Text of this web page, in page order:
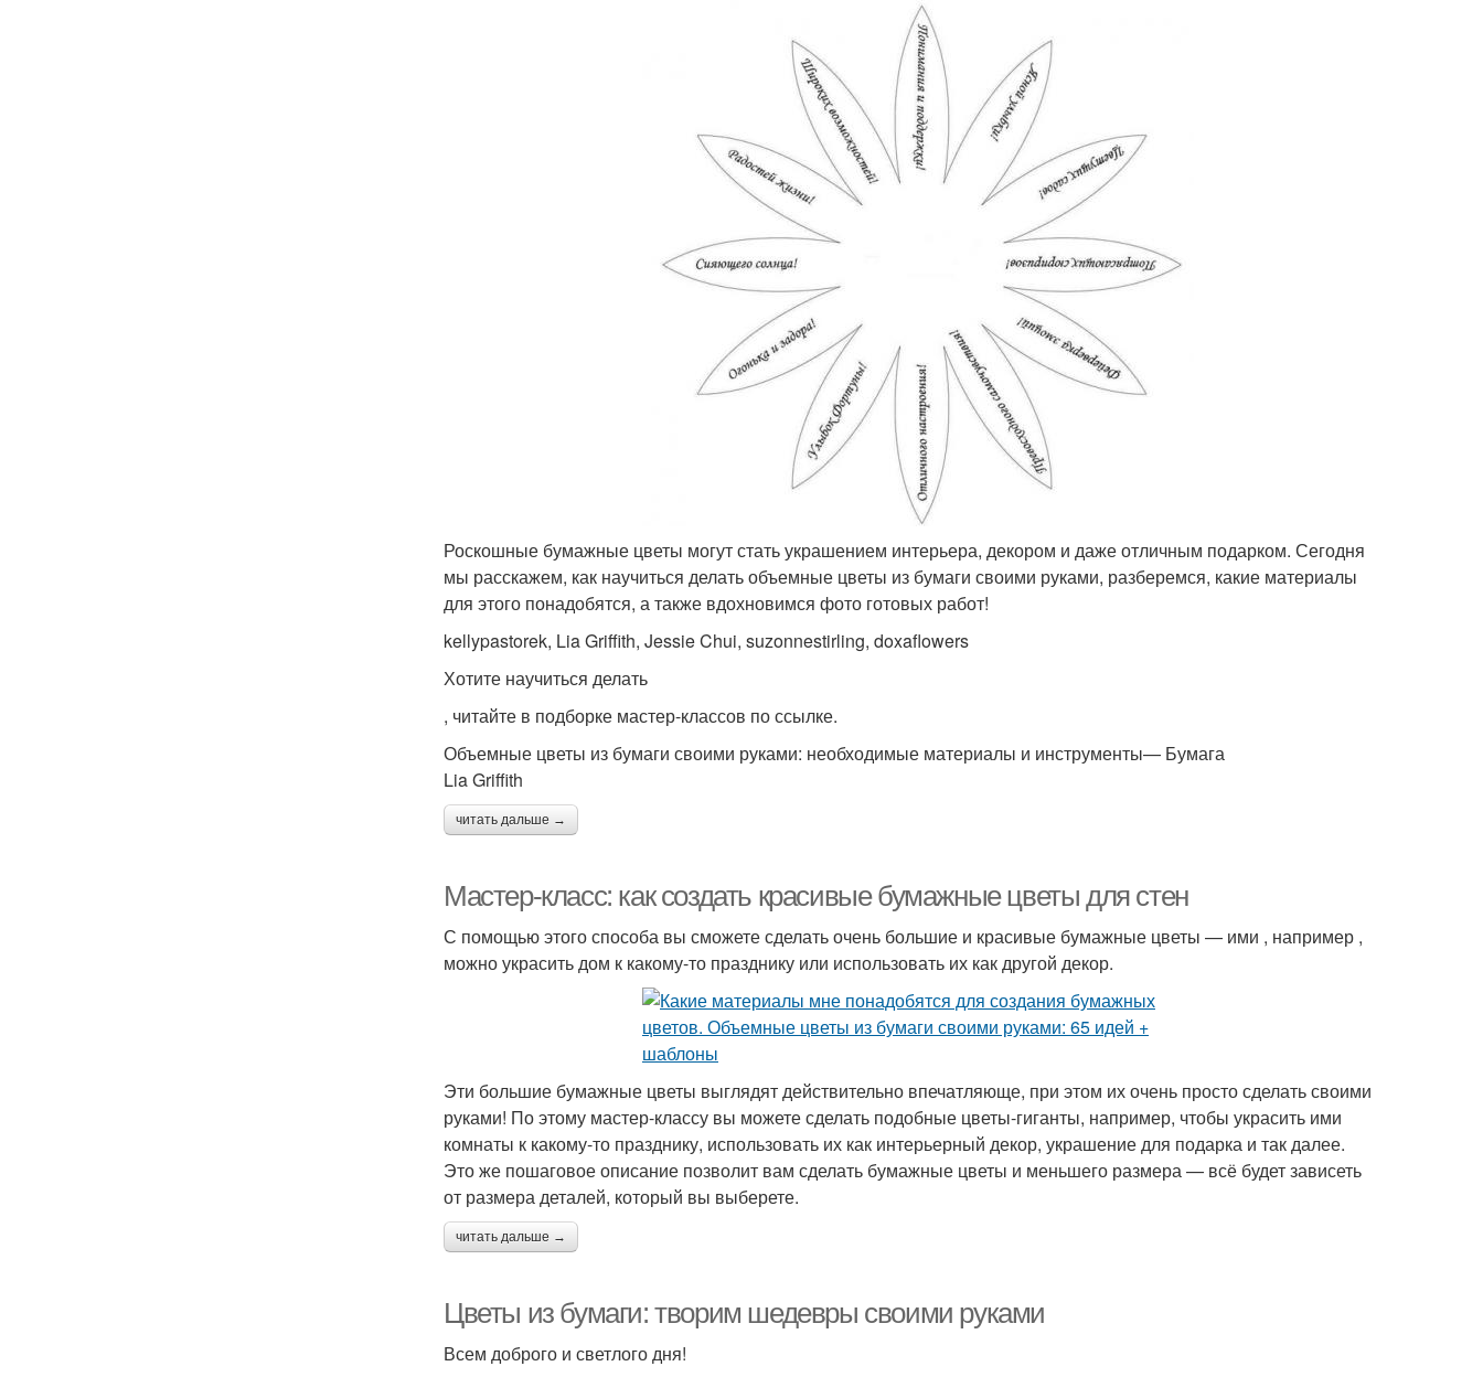
Роскошные бумажные цветы могут стать украшением интерьера, декором и даже отличным подарком. Сегодня
мы расскажем, как научиться делать объемные цветы из бумаги своими руками, разберемся, какие материалы
для этого понадобятся, а также вдохновимся фото готовых работ!
kellypastorek, Lia Griffith, Jessie Chui, suzonnestirling, doxaflowers
Хотите научиться делать
, читайте в подборке мастер-классов по ссылке.
Объемные цветы из бумаги своими руками: необходимые материалы и инструменты— Бумага
Lia Griffith
читать дальше →
Мастер-класс: как создать красивые бумажные цветы для стен
С помощью этого способа вы сможете сделать очень большие и красивые бумажные цветы — ими , например ,
можно украсить дом к какому-то празднику или использовать их как другой декор.
Эти большие бумажные цветы выглядят действительно впечатляюще, при этом их очень просто сделать своими
руками! По этому мастер-классу вы можете сделать подобные цветы-гиганты, например, чтобы украсить ими
комнаты к какому-то празднику, использовать их как интерьерный декор, украшение для подарка и так далее.
Это же пошаговое описание позволит вам сделать бумажные цветы и меньшего размера — всё будет зависеть
от размера деталей, который вы выберете.
читать дальше →
Цветы из бумаги: творим шедевры своими руками
Всем доброго и светлого дня!